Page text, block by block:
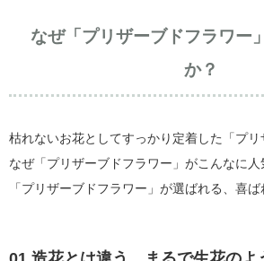
なぜ「プリザーブドフラワー
か？
枯れないお花としてすっかり定着した「プリ
なぜ「プリザーブドフラワー」がこんなに人
「プリザーブドフラワー」が選ばれる、喜